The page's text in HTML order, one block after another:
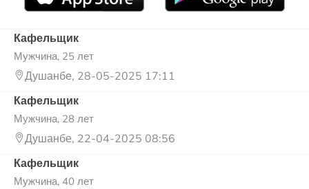
Кафельщик
Мужчина, 25 лет
Душанбе, 28-05-2025 17:11
Кафельщик
Мужчина, 28 лет
Душанбе, 22-04-2025 08:56
Кафельщик
Мужчина, 40 лет